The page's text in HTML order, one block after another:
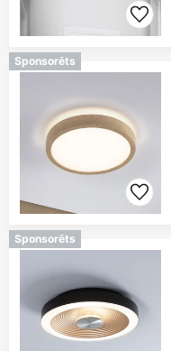
Sponsorēts
Sponsorēts